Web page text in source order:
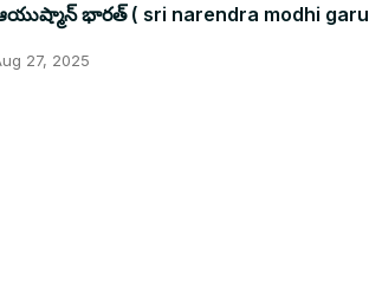
భారత్ ( sri narendra modhi garu
27, 2025